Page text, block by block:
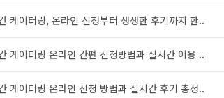
케이터링, 온라인 신청부터 생생한 후기까지 한..
케이터링 온라인 간편 신청방법과 실시간 이용 ..
케이터링 온라인 신청 방법과 실시간 후기 총정..